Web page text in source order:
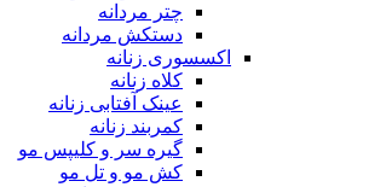
چتر مردانه
دستکش مردانه
اکسسوری زنانه
کلاه زنانه
عینک آفتابی زنانه
کمربند زنانه
گیره سر و کلیپس مو
کش مو و تل مو